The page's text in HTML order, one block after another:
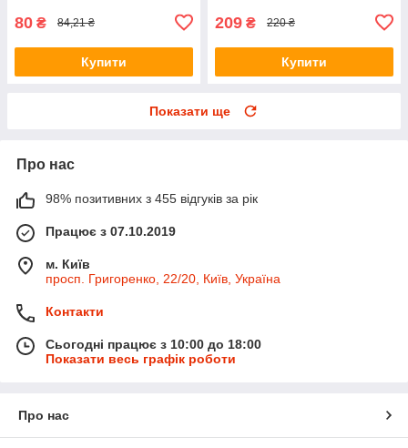
80 ₴ 84,21 ₴
Купити
209 ₴ 220 ₴
Купити
Показати ще
Про нас
98% позитивних з 455 відгуків за рік
Працює з 07.10.2019
м. Київ
просп. Григоренко, 22/20, Київ, Україна
Контакти
Сьогодні працює з 10:00 до 18:00
Показати весь графік роботи
Про нас